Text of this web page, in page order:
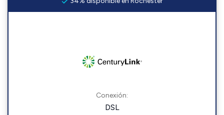
Conexión:
DSL